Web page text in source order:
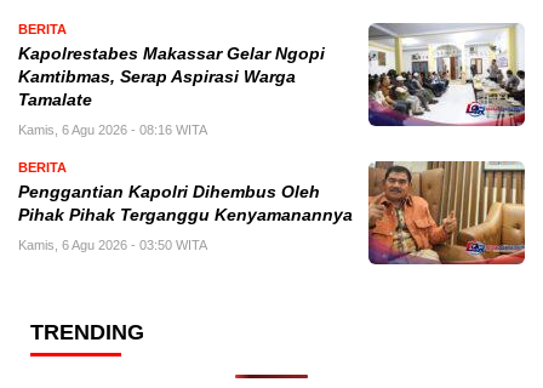
BERITA
Kapolrestabes Makassar Gelar Ngopi
Kamtibmas, Serap Aspirasi Warga
Tamalate
Kamis, 6 Agu 2026 - 08:16 WITA
BERITA
Penggantian Kapolri Dihembus Oleh
Pihak Pihak Terganggu Kenyamanannya
Kamis, 6 Agu 2026 - 03:50 WITA
TRENDING